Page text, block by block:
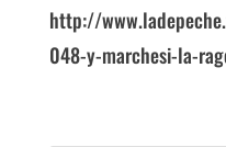
http://
048-y-marchesi-la-